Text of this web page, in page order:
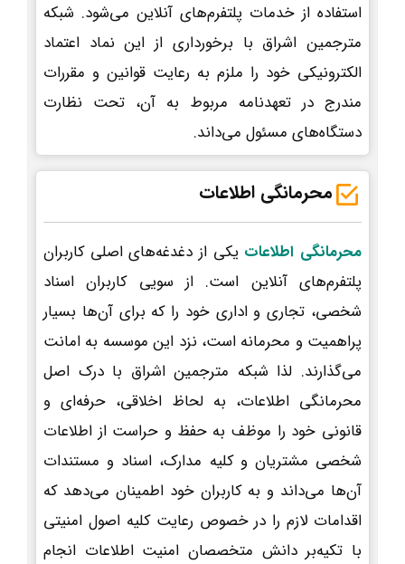
استفاده از خدمات پلتفرم‌های آنلاین می‌شود. شبکه
مترجمین اشراق با برخورداری از این نماد اعتماد
الکترونیکی خود را ملزم به رعایت قوانین و مقررات
مندرج در تعهدنامه مربوط به آن، تحت نظارت
دستگاه‌های مسئول می‌داند.
محرمانگی اطلاعات
محرمانگی اطلاعات یکی از دغدغه‌های اصلی کاربران
پلتفرم‌های آنلاین است. از سویی کاربران اسناد
شخصی، تجاری و اداری خود را که برای آن‌ها بسیار
پراهمیت و محرمانه است، نزد این موسسه به امانت
می‌گذارند. لذا شبکه مترجمین اشراق با درک اصل
محرمانگی اطلاعات، به لحاظ اخلاقی، حرفه‌ای و
قانونی خود را موظف به حفظ و حراست از اطلاعات
شخصی مشتریان و کلیه مدارک، اسناد و مستندات
آن‌ها می‌داند و به کاربران خود اطمینان می‌دهد که
اقدامات لازم را در خصوص رعایت کلیه اصول امنیتی
با تکیه‌بر دانش متخصصان امنیت اطلاعات انجام